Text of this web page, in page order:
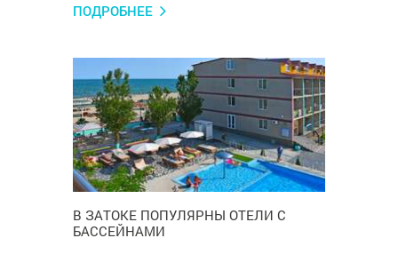
ПОДРОБНЕЕ
В ЗАТОКЕ ПОПУЛЯРНЫ ОТЕЛИ С
БАССЕЙНАМИ